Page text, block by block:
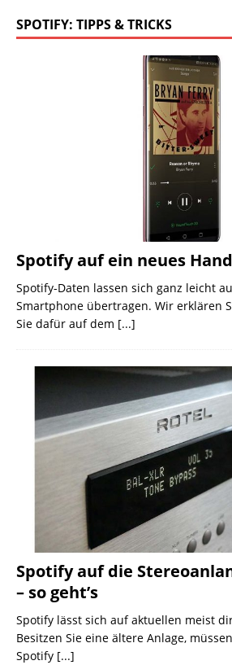
SPOTIFY: TIPPS & TRICKS
Spotify auf ein neues
Spotify-Daten lassen sich ganz leicht
Smartphone übertragen. Wir erklären
Sie dafür auf dem [...]
Spotify auf die
– so geht’s
Spotify lässt sich auf aktuellen meist
Besitzen Sie eine ältere Anlage,
Spotify [...]